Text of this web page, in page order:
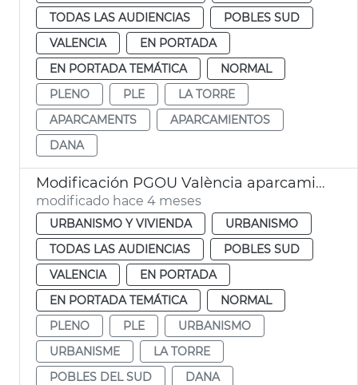
TODAS LAS AUDIENCIAS
POBLES SUD
VALENCIA
EN PORTADA
EN PORTADA TEMÁTICA
NORMAL
PLENO
PLE
LA TORRE
APARCAMENTS
APARCAMIENTOS
DANA
Modificación PGOU València aparcamientos altura la Torre
modificado hace 4 meses
URBANISMO Y VIVIENDA
URBANISMO
TODAS LAS AUDIENCIAS
POBLES SUD
VALENCIA
EN PORTADA
EN PORTADA TEMÁTICA
NORMAL
PLENO
PLE
URBANISMO
URBANISME
LA TORRE
POBLES DEL SUD
DANA